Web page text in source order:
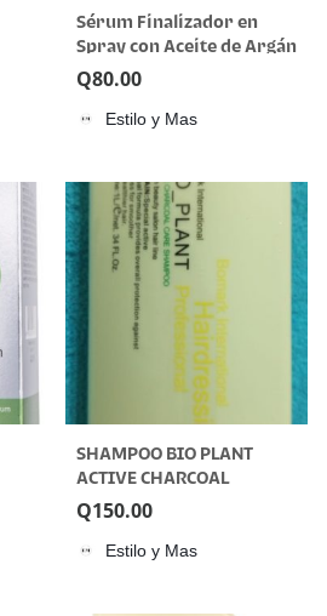
Sérum Finalizador en
Spray con Aceite de Argán
– Lumini
Q80.00
Estilo y Mas
SHAMPOO BIO PLANT
ACTIVE CHARCOAL
1000ML BIOPLANT
Q150.00
Estilo y Mas